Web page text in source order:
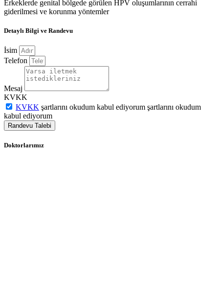
Erkeklerde genital bölgede görülen HPV oluşumlarının cerrahi
giderilmesi ve korunma yöntemler
Detaylı Bilgi ve Randevu
İsim
Telefon
Mesaj
KVKK
KVKK şartlarını okudum kabul ediyorum şartlarını okudum
kabul ediyorum
Randevu Talebi
Doktorlarımız